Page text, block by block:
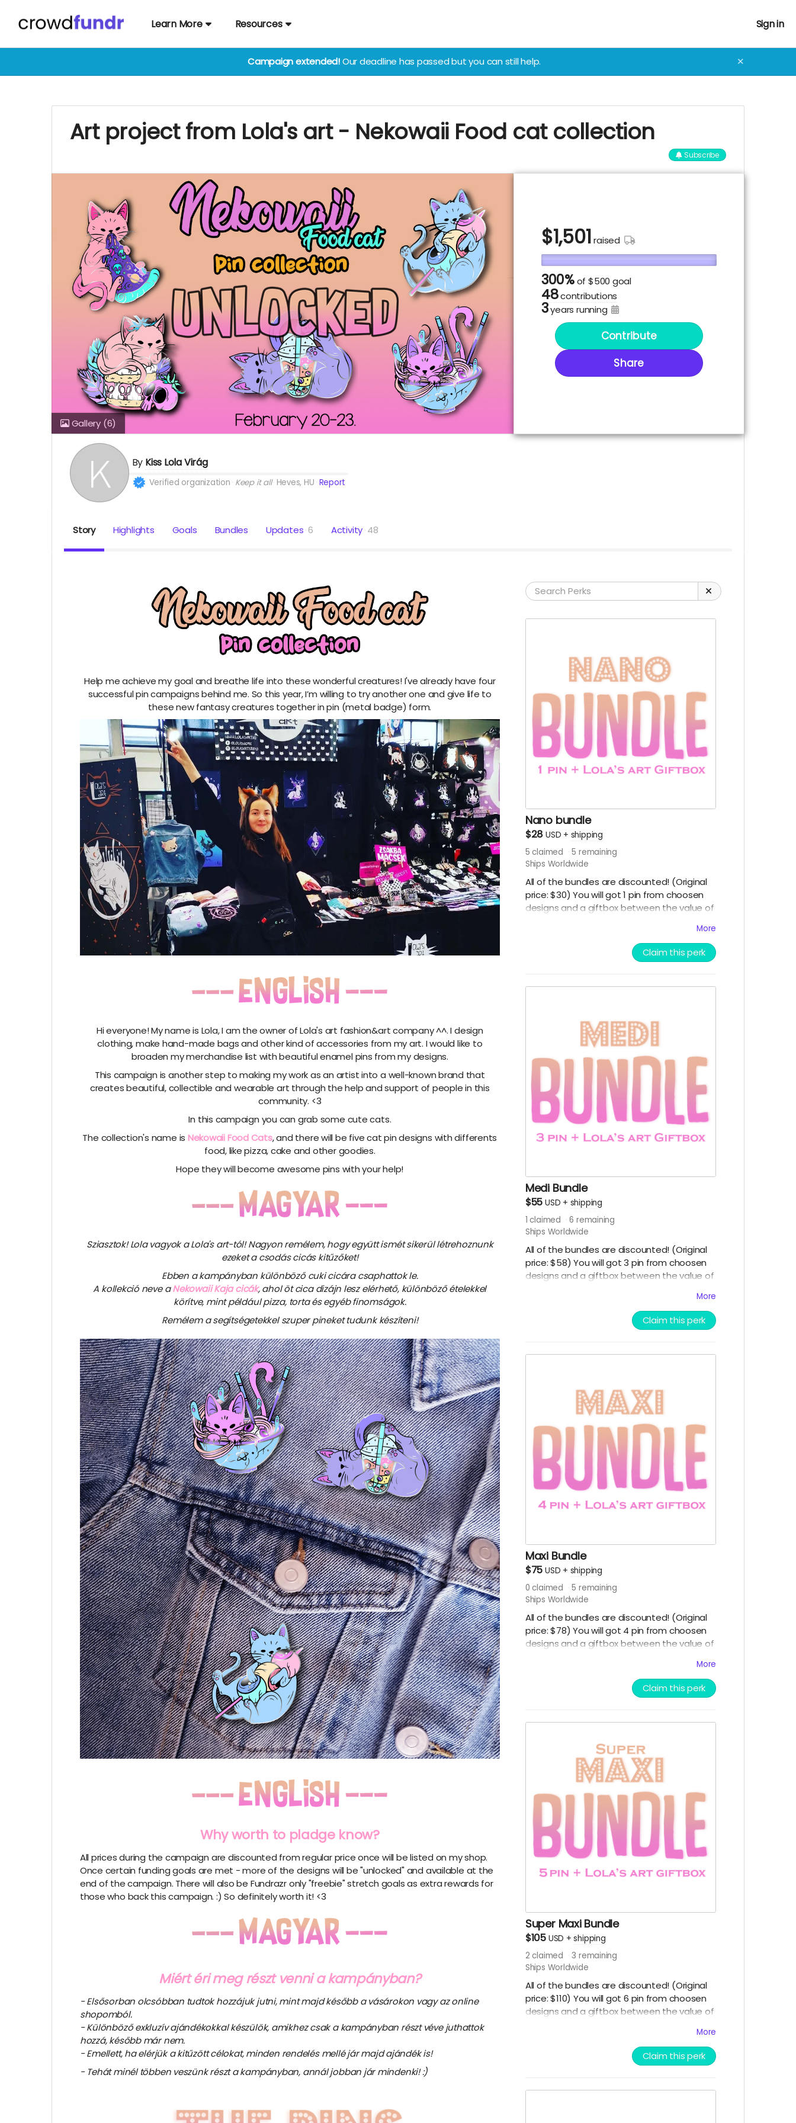
Learn More Resources Sign in
Campaign extended!Our deadline has passed but you can still help. ✕
Art project from Lola's art - Nekowaii Food cat collection
Subscribe
Gallery (6)
$1,501raised
300%of $500 goal
48contributions
3years running
Contribute
Share
By Kiss Lola Virág
Verified organization Keep it all Heves, HU Report
Story Highlights Goals Bundles Updates 6 Activity 48
Help me achieve my goal and breathe life into these wonderful creatures! I've already have four
successful pin campaigns behind me. So this year, I’m willing to try another one and give life to
these new fantasy creatures together in pin (metal badge) form.
Hi everyone! My name is Lola, I am the owner of Lola's art fashion&art company ^^. I design
clothing, make hand-made bags and other kind of accessories from my art. I would like to
broaden my merchandise list with beautiful enamel pins from my designs.
This campaign is another step to making my work as an artist into a well-known brand that
creates beautiful, collectible and wearable art through the help and support of people in this
community. <3
In this campaign you can grab some cute cats.
The collection's name is Nekowaii Food Cats, and there will be five cat pin designs with differents
food, like pizza, cake and other goodies.
Hope they will become awesome pins with your help!
Sziasztok! Lola vagyok a Lola's art-tól! Nagyon remélem, hogy együtt ismét sikerül létrehoznunk
ezeket a csodás cicáskitűzőket!
Ebben a kampányban különböző cuki cicára csaphattok le.
A kollekció neve aNekowaii Kaja cicák, ahol öt cica dizájn lesz elérhető, különböző ételekkel
körítve, mint például pizza, torta és egyéb finomságok.
Remélem a segítségetekkel szuper pineket tudunk készíteni!
Why worth to pladge know?
All prices during the campaign are discounted from regular price once will be listed on my shop.
Once certain funding goals are met - more of the designs will be "unlocked" and available at the
end of the campaign. There will also be Fundrazr only "freebie" stretch goals as extra rewards for
those who back this campaign. :) So definitely worth it! <3
Miért éri meg részt venni a kampányban?
- Elsősorban olcsóbban tudtok hozzájuk jutni, mint majd később a vásárokon vagy az online
shopomból.
- Különböző exkluzív ajándékokkal készülök, amikhez csak a kampányban részt véve juthattok
hozzá, később már nem.
- Emellett, ha elérjük a kitűzött célokat, minden rendelés mellé jár majd ajándék is!
- Tehát minél többen veszünk részt a kampányban, annál jobban jár mindenki! :)
Nano bundle
$28 USD + shipping
5 claimed 5 remaining
Ships Worldwide
All of the bundles are discounted! (Original
price: $30) You will got 1 pin from choosen
designs and a giftbox between the value of
out when the campaign ends to choose
your pin design. More information about the
bundle in the campaign description!
bundle 1 pin-t és egy ajándékcsomagot
kampány végén. Több információ a csomag
tartalmáról kampány leírásban!
More
Claim this perk
Medi Bundle
$55 USD + shipping
1 claimed 6 remaining
Ships Worldwide
All of the bundles are discounted! (Original
price: $58) You will got 3 pin from choosen
designs and a giftbox between the value of
choose your pin designs. More information
about the bundles in the campaign
(Eredeti ár:$58) A bundle 3 pin-t és egy
kérdőívben választhatsz a kampány végén.
Több információ a csomagról a kampány
More
Claim this perk
Maxi Bundle
$75 USD + shipping
0 claimed 5 remaining
Ships Worldwide
All of the bundles are discounted! (Original
price: $78) You will got 4 pin from choosen
designs and a giftbox between the value of
choose your pin designs. More information
about the bulde in the campaign
(Eredeti ár:$78) A bundle 4 pin-t és egy
értékben a pinekkel együtt. Pin mintákat
kérdőívben választhatsz a kampány végén.
Több információ a csomag tartalmáról a
kampány leírásban!
More
Claim this perk
Super Maxi Bundle
$105 USD +shipping
2 claimed 3 remaining
Ships Worldwide
All of the bundles are discounted! (Original
price: $110) You will got 6 pin from choosen
designs and a giftbox between the value of
choose your pin designs. More
informationabout the bunlde in the
akciós! (Eredeti ár: $110) A bundle 6 pin-t és
More
Claim this perk